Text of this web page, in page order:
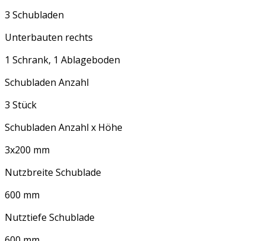
3 Schubladen
Unterbauten rechts
1 Schrank, 1 Ablageboden
Schubladen Anzahl
3 Stück
Schubladen Anzahl x Höhe
3x200 mm
Nutzbreite Schublade
600 mm
Nutztiefe Schublade